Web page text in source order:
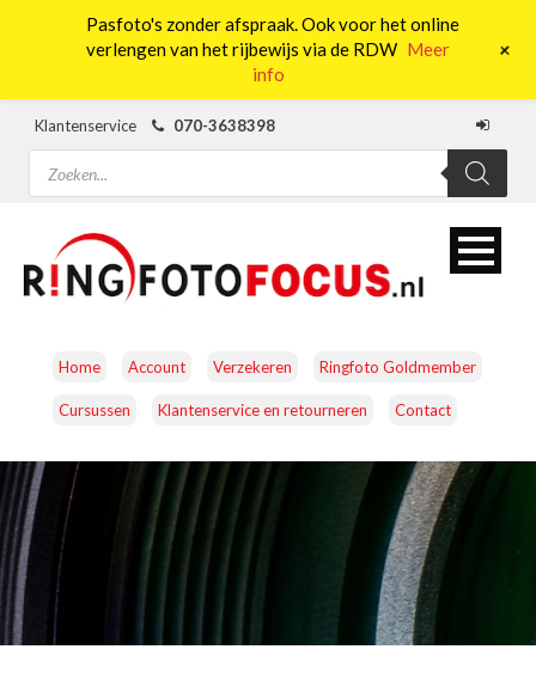
Klantenservice
070-3638398
Producten
zoeken
Home Account Verzekeren Ringfoto Goldmember
Cursussen Klantenservice en retourneren Contact
CAMERA’S OBJECTIEVEN ACCESSOIRES
NATUUROBSERVATIE
STUDIOFOTOGRAFIE
Pasfoto's zonder afspraak. Ook voor het online
verlengen van het rijbewijs via de RDW Meer
info
+